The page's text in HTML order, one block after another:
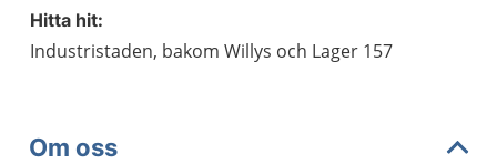
Hitta hit:
Industristaden, bakom Willys och Lager 157
Om oss